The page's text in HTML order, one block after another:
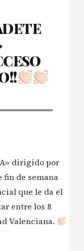
dirigido por
fin de semana
que le da el
entre los 8
Valenciana.